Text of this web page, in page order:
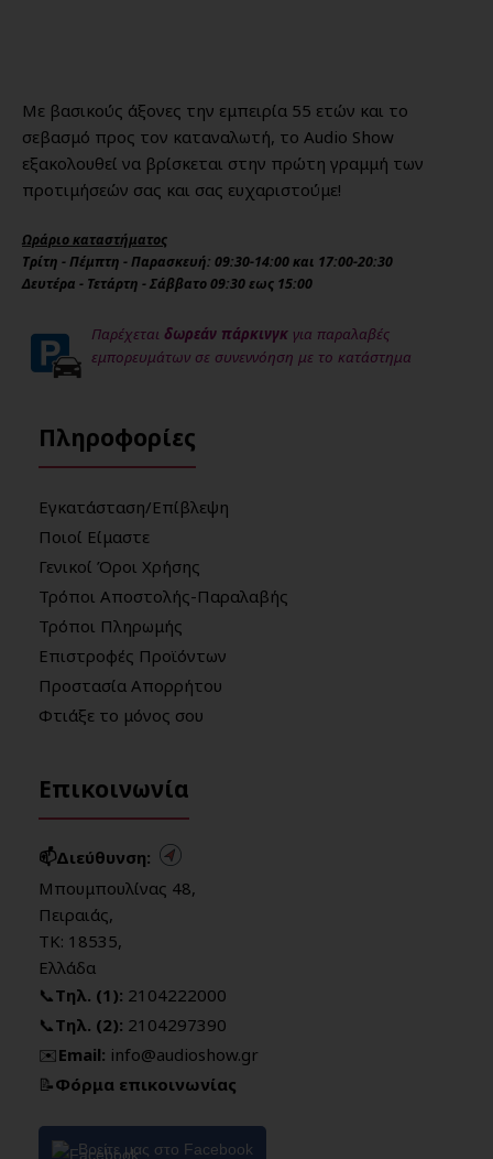
Με βασικούς άξονες την εμπειρία 55 ετών και το
σεβασμό προς τον καταναλωτή, το Audio Show
εξακολουθεί να βρίσκεται στην πρώτη γραμμή των
προτιμήσεών σας και σας ευχαριστούμε!
Ωράριο καταστήματος
Τρίτη - Πέμπτη - Παρασκευή: 09:30-14:00 και 17:00-20:30
Δευτέρα - Τετάρτη - Σάββατο 09:30 εως 15:00
Παρέχεται δωρεάν πάρκινγκ για παραλαβές
εμπορευμάτων σε συνεννόηση με το κατάστημα
Πληροφορίες
Εγκατάσταση/Επίβλεψη
Ποιοί Είμαστε
Γενικοί Όροι Χρήσης
Τρόποι Αποστολής-Παραλαβής
Τρόποι Πληρωμής
Επιστροφές Προϊόντων
Προστασία Απορρήτου
Φτιάξε το μόνος σου
Επικοινωνία
📫Διεύθυνση:
Μπουμπουλίνας 48,
Πειραιάς,
ΤΚ: 18535,
Ελλάδα
📞Τηλ. (1): 2104222000
📞Τηλ. (2): 2104297390
✉️Email: info@audioshow.gr
📝Φόρμα επικοινωνίας
Βρείτε μας στο Facebook